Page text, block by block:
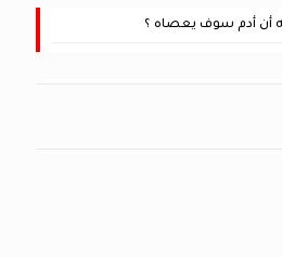
أن أدم سوف يعصاه ؟